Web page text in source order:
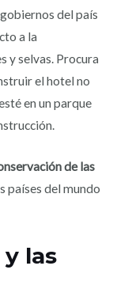
del país
a la
y selvas. Procura
el hotel no
en un parque
de las
países del mundo
las